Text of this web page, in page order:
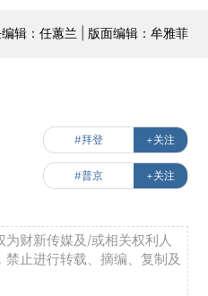
辑：任蕙兰 | 版面编辑：牟雅菲
#拜登 +关注
#普京 +关注
财新传媒及/或相关权利人
止进行转载、摘编、复制及